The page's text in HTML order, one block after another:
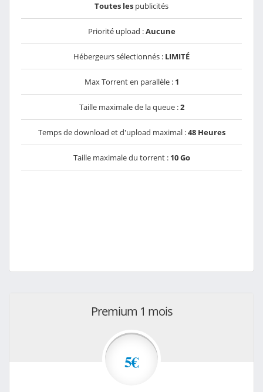
Toutes les publicités
Priorité upload :Aucune
Hébergeurs sélectionnés : LIMITÉ
Max Torrent en parallèle : 1
Taille maximale de la queue :2
Temps de download et d'upload maximal :48 Heures
Taille maximale du torrent : 10 Go
Premium 1 mois
5€